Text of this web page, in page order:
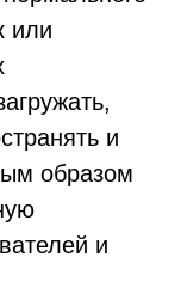
или
и
образом
и